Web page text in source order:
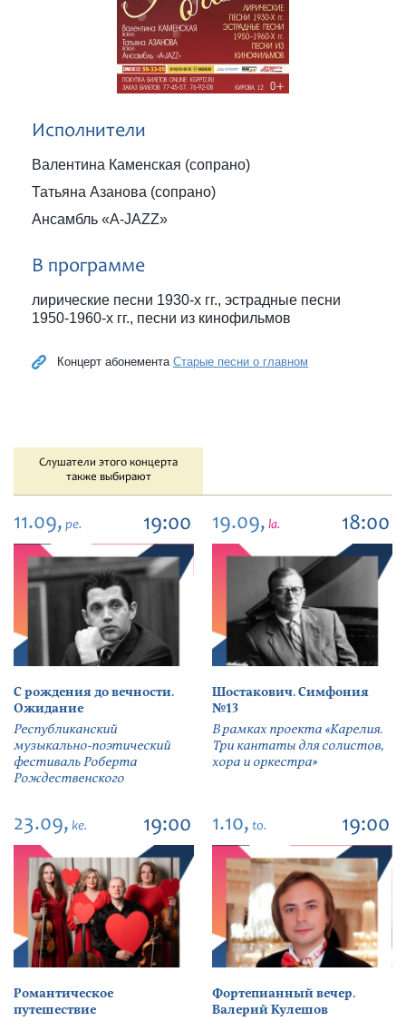
Исполнители
Валентина Каменская (сопрано)
Татьяна Азанова (сопрано)
Ансамбль «A-JAZZ»
В программе
лирические песни 1930-х гг., эстрадные песни
1950-1960-х гг., песни из кинофильмов
Концерт абонемента Старые песни о главном
Слушатели этого концерта
также выбирают
11.09, pe. 19:00
С рождения до вечности.
Ожидание
Республиканский
музыкально-поэтический
фестиваль Роберта
Рождественского
19.09, la. 18:00
Шостакович. Симфония
№13
В рамках проекта «Карелия.
Три кантаты для солистов,
хора и оркестра»
23.09, ke. 19:00
Романтическое
путешествие
1.10, to. 19:00
Фортепианный вечер.
Валерий Кулешов